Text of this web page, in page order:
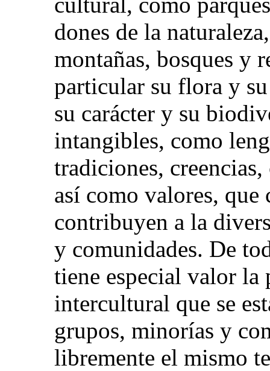
dones de la
montañas, bosques y
particular su flora y
su carácter y su
intangibles, como
tradiciones,
así como valores,
contribuyen a la
y comunidades. De
tiene especial valor
intercultural que se
grupos, minorías y
libremente el mismo